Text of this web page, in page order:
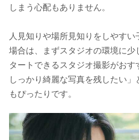
しまう心配もありません。
人見知りや場所見知りをしやす
場合は、まずスタジオの環境に
タートできるスタジオ撮影がお
しっかり綺麗な写真を残したい
もぴったりです。